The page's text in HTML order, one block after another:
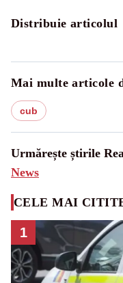
Distribuie articolul
Mai multe articole
cub
Urmărește știrile
News
CELE MAI
1